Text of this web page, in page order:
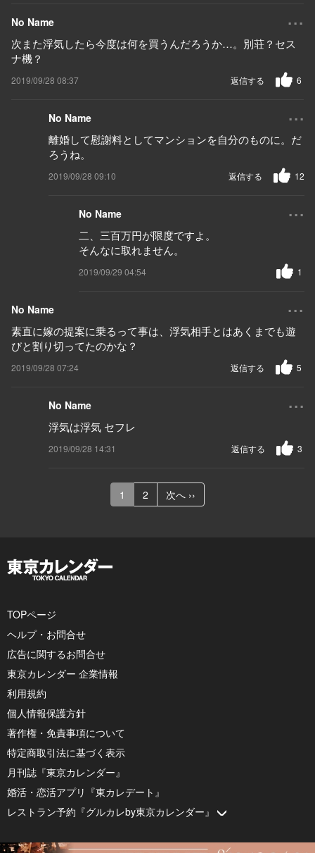
No Name ...
次また浮気したら今度は何を買うんだろうか…。別荘？セス
ナ機？
2019/09/28 08:37 6
返信する
No Name ...
離婚して慰謝料としてマンションを自分のものに。だ
ろうね。
2019/09/28 09:10 12
返信する
No Name ...
二、三百万円が限度ですよ。
そんなに取れません。
2019/09/29 04:54 1
No Name ...
素直に嫁の提案に乗るって事は、浮気相手とはあくまでも遊
びと割り切ってたのかな？
2019/09/28 07:24 5
返信する
No Name ...
浮気は浮気 セフレ
2019/09/28 14:31 3
返信する
1 2 次へ ››
TOPページ
ヘルプ・お問合せ
広告に関するお問合せ
東京カレンダー 企業情報
利用規約
個人情報保護方針
著作権・免責事項について
特定商取引法に基づく表示
月刊誌『東京カレンダー』
婚活・恋活アプリ『東カレデート』
レストラン予約『グルカレby東京カレンダー』